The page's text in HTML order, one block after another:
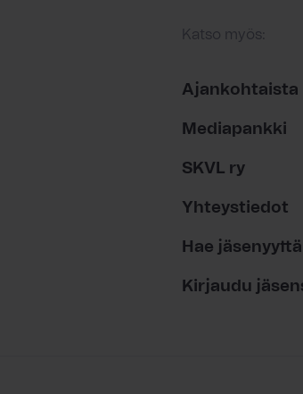
Katso myös:
Ajankohtaista
Mediapankki
SKVL ry
Yhteystiedot
Hae jäsenyyttä
Kirjaudu